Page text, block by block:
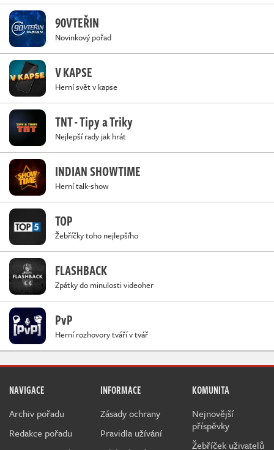
90VTEŘIN
Novinkový pořad
V KAPSE
Herní svět v kapse
TNT - Tipy a Triky
Nejlepší rady jak hrát
INDIAN SHOWTIME
Herní talk-show
TOP
Žebříčky toho nejlepšího
FLASHBACK
Zpátky do minulosti videoher
PvP
Herní rozhovory tváří v tvář
NAVIGACE
Archiv pořadu
Redakce pořadu
INFORMACE
Zásady ochrany
Pravidla užívání
KOMUNITA
Nejnovější
příspěvky
Žebříček uživatelů